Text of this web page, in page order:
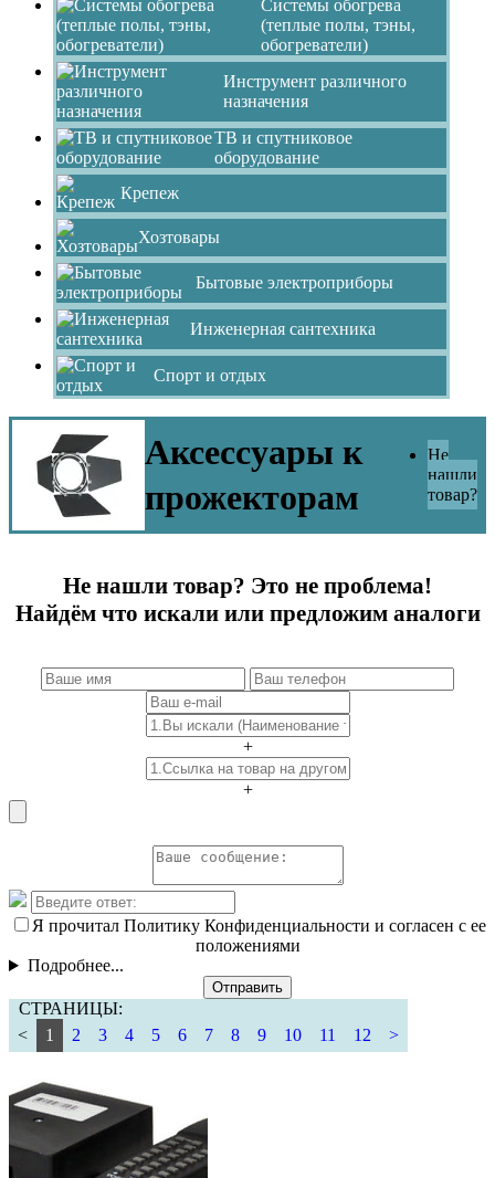
Системы обогрева
(теплые полы, тэны,
обогреватели)
Инструмент различного
назначения
ТВ и спутниковое
оборудование
Крепеж
Хозтовары
Бытовые электроприборы
Инженерная сантехника
Спорт и отдых
Аксессуары к
прожекторам
Не
нашли
товар?
Не нашли товар? Это не проблема!
Найдём что искали или предложим аналоги
+
+
Я прочитал Политику Конфиденциальности и согласен с ее
положениями
Подробнее...
Отправить
СТРАНИЦЫ:
<
1 2 3 4 5 6 7 8 9 10 11 12 >